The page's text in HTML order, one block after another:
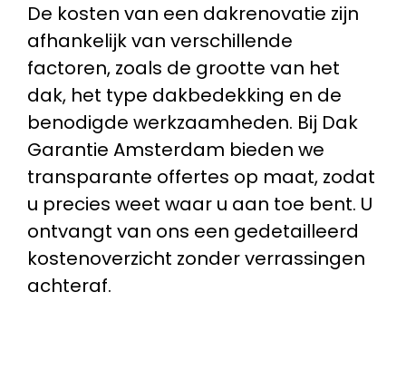
De kosten van een dakrenovatie zijn
afhankelijk van verschillende
factoren, zoals de grootte van het
dak, het type dakbedekking en de
benodigde werkzaamheden. Bij Dak
Garantie Amsterdam bieden we
transparante offertes op maat, zodat
u precies weet waar u aan toe bent. U
ontvangt van ons een gedetailleerd
kostenoverzicht zonder verrassingen
achteraf.